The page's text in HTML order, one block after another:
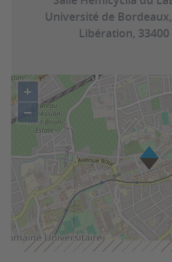
Université de
Libération, 33400
+
−